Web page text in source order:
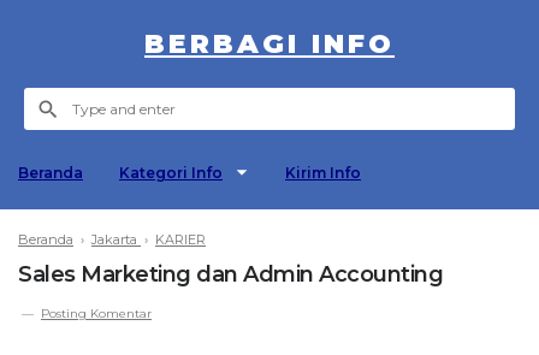
BERBAGI INFO
Beranda Kategori Info Kirim Info
Beranda ›Jakarta › KARIER
Sales Marketing dan Admin Accounting
Posting Komentar